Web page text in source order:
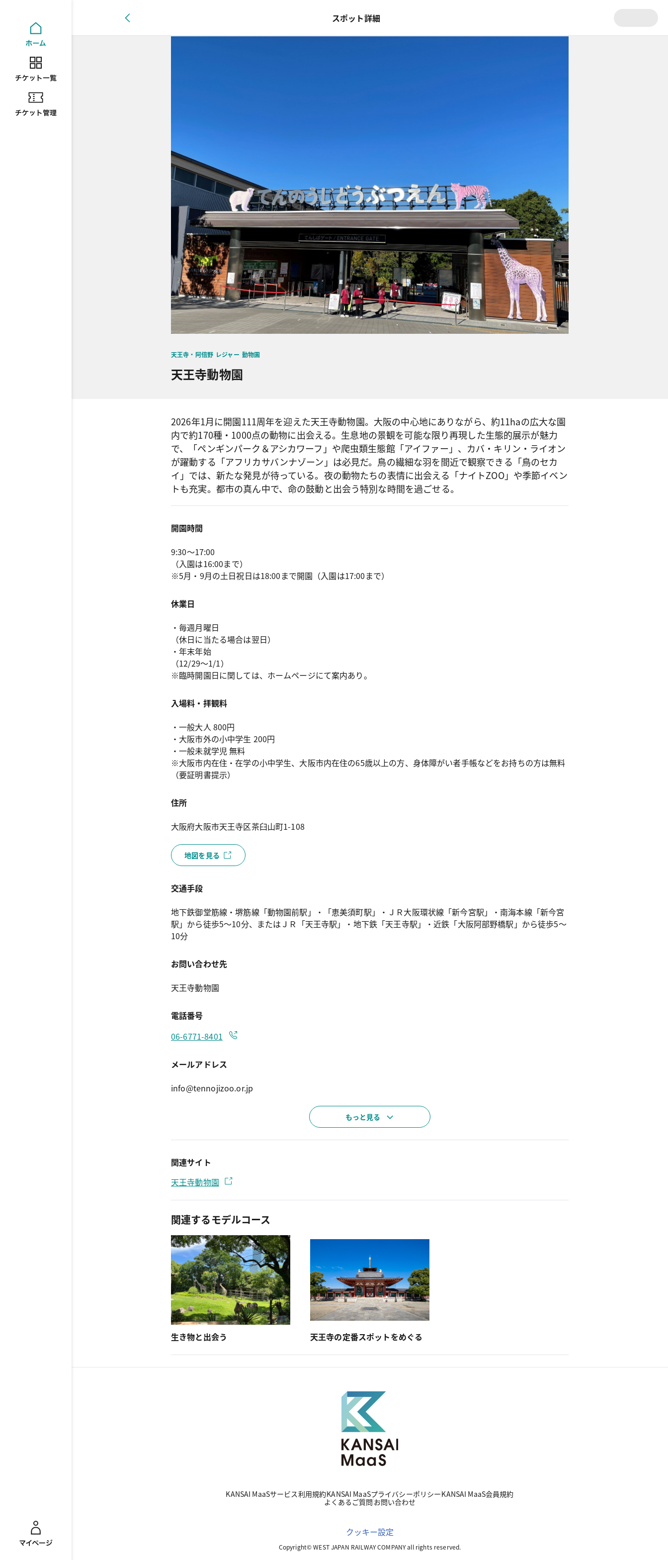
スポット詳細
天王寺・阿倍野 レジャー 動物園
天王寺動物園
2026年1月に開園111周年を迎えた天王寺動物園。大阪の中心地にありながら、約11haの広大な園
内で約170種・1000点の動物に出会える。生息地の景観を可能な限り再現した生態的展示が魅力
で、「ペンギンパーク＆アシカワーフ」や爬虫類生態館「アイファー」、カバ・キリン・ライオン
が躍動する「アフリカサバンナゾーン」は必見だ。鳥の繊細な羽を間近で観察できる「鳥のセカ
イ」では、新たな発見が待っている。夜の動物たちの表情に出会える「ナイトZOO」や季節イベン
トも充実。都市の真ん中で、命の鼓動と出会う特別な時間を過ごせる。
開園時間
9:30～17:00
（入園は16:00まで）
※5月・9月の土日祝日は18:00まで開園（入園は17:00まで）
休業日
・毎週月曜日
（休日に当たる場合は翌日）
・年末年始
（12/29～1/1）
※臨時開園日に関しては、ホームページにて案内あり。
入場料・拝観料
・一般大人 800円
・大阪市外の小中学生 200円
・一般未就学児 無料
※大阪市内在住・在学の小中学生、大阪市内在住の65歳以上の方、身体障がい者手帳などをお持ちの方は無料
（要証明書提示）
住所
大阪府大阪市天王寺区茶臼山町1-108
地図を見る
交通手段
地下鉄御堂筋線・堺筋線「動物園前駅」・「恵美須町駅」・ＪＲ大阪環状線「新今宮駅」・南海本線「新今宮
駅」から徒歩5～10分、またはＪＲ「天王寺駅」・地下鉄「天王寺駅」・近鉄「大阪阿部野橋駅」から徒歩5～
10分
お問い合わせ先
天王寺動物園
電話番号
06-6771-8401
メールアドレス
info@tennojizoo.or.jp
もっと見る
関連サイト
天王寺動物園
関連するモデルコース
生き物と出会う 天王寺の定番スポットをめぐる
KANSAI MaaSサービス利用規約KANSAI MaaSプライバシーポリシーKANSAI MaaS会員規約
よくあるご質問 お問い合わせ
クッキー設定
Copyright© WEST JAPAN RAILWAY COMPANY all rights reserved.